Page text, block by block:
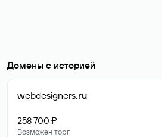
Домены с историей
webdesigners.ru
258 700 ₽
Возможен торг